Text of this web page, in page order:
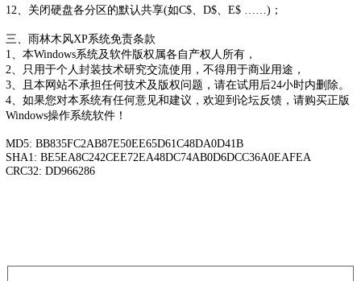
12、关闭硬盘各分区的默认共享(如C$、D$、E$ ……)；
三、雨林木风XP系统免责条款
1、本Windows系统及软件版权属各自产权人所有，
2、只用于个人封装技术研究交流使用，不得用于商业用途，
3、且本网站不承担任何技术及版权问题，请在试用后24小时内删除。
4、如果您对本系统有任何意见和建议，欢迎到论坛反馈，请购买正版
Windows操作系统软件！
MD5: BB835FC2AB87E50EE65D61C48DA0D41B
SHA1: BE5EA8C242CEE72EA48DC74AB0D6DCC36A0EAFEA
CRC32: DD966286